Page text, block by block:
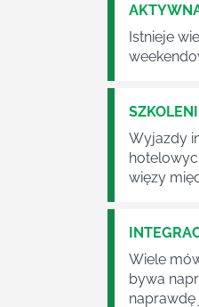
Istnieje
Wyjazdy
więzy
Wiele
bywa